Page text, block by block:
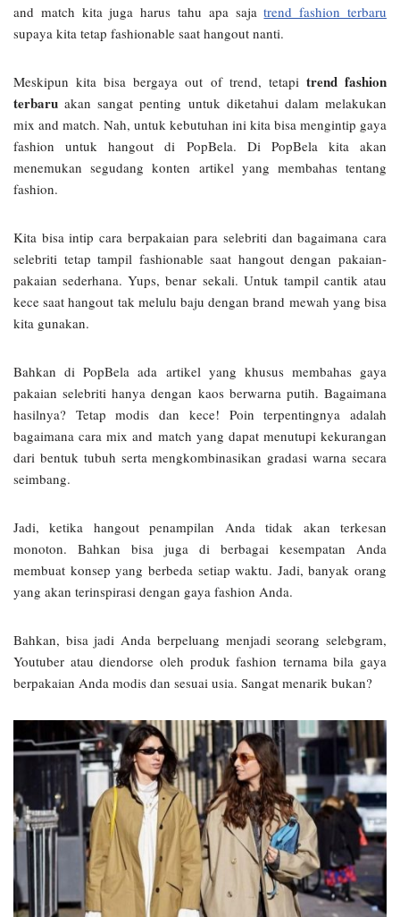
and match kita juga harus tahu apa sajatrend fashion terbaru
supaya kita tetap fashionable saat hangout nanti.
Meskipun kita bisa bergaya out of trend, tetapi trend fashion
terbaru akan sangat penting untuk diketahui dalam melakukan
mix and match. Nah, untuk kebutuhan ini kita bisa mengintip gaya
fashion untuk hangout di PopBela. Di PopBela kita akan
menemukan segudang konten artikel yang membahas tentang
fashion.
Kita bisa intip cara berpakaian para selebriti dan bagaimana cara
selebriti tetap tampil fashionable saat hangout dengan pakaian-
pakaian sederhana. Yups, benar sekali. Untuk tampil cantik atau
kece saat hangout tak melulu baju dengan brand mewah yang bisa
kita gunakan.
Bahkan di PopBela ada artikel yang khusus membahas gaya
pakaian selebriti hanya dengan kaos berwarna putih. Bagaimana
hasilnya? Tetap modis dan kece! Poin terpentingnya adalah
bagaimana cara mix and match yang dapat menutupi kekurangan
dari bentuk tubuh serta mengkombinasikan gradasi warna secara
seimbang.
Jadi, ketika hangout penampilan Anda tidak akan terkesan
monoton. Bahkan bisa juga di berbagai kesempatan Anda
membuat konsep yang berbeda setiap waktu. Jadi, banyak orang
yang akan terinspirasi dengan gaya fashion Anda.
Bahkan, bisa jadi Anda berpeluang menjadi seorang selebgram,
Youtuber atau diendorse oleh produk fashion ternama bila gaya
berpakaian Anda modis dan sesuai usia. Sangat menarik bukan?